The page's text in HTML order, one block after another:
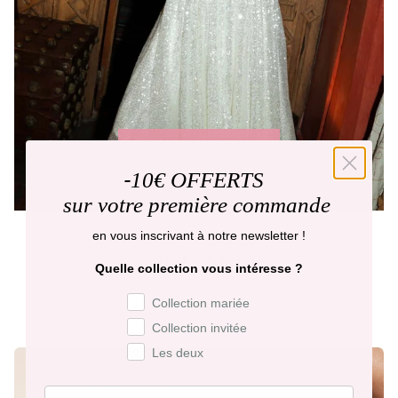
Tout afficher
-10€ OFFERTS
sur votre première commande
en vous inscrivant à notre newsletter !
Quelle collection vous intéresse ?
Préférence de collection
Collection mariée
Collection invitée
Les deux